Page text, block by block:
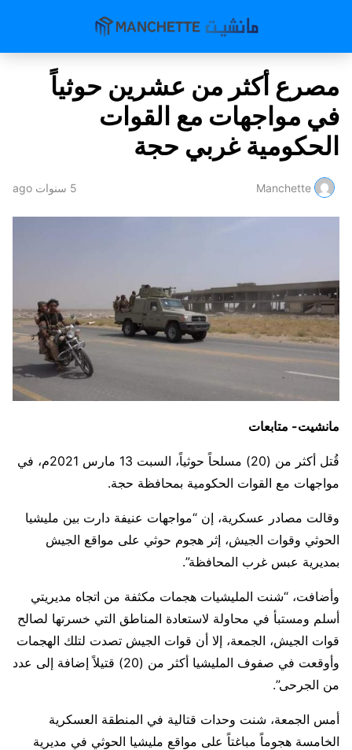
مصرع أكثر من عشرين حوثياً
في مواجهات مع القوات
الحكومية غربي حجة
Manchette 5 سنوات ago
مانشيت- متابعات
قُتل أكثر من (20) مسلحاً حوثياً، السبت 13 مارس 2021م، في
مواجهات مع القوات الحكومية بمحافظة حجة.
وقالت مصادر عسكرية، إن “مواجهات عنيفة دارت بين مليشيا
الحوثي وقوات الجيش، إثر هجوم حوثي على مواقع الجيش
بمديرية عبس غرب المحافظة”.
وأضافت، “شنت المليشيات هجمات مكثفة من اتجاه مديريتي
أسلم ومستبأ في محاولة لاستعادة المناطق التي خسرتها لصالح
قوات الجيش، الجمعة، إلا أن قوات الجيش تصدت لتلك الهجمات
وأوقعت في صفوف المليشيا أكثر من (20) قتيلاً إضافة إلى عدد
من الجرحى”.
أمس الجمعة، شنت وحدات قتالية في المنطقة العسكرية
الخامسة هجوماً مباغتاً على مواقع مليشيا الحوثي في مديرية